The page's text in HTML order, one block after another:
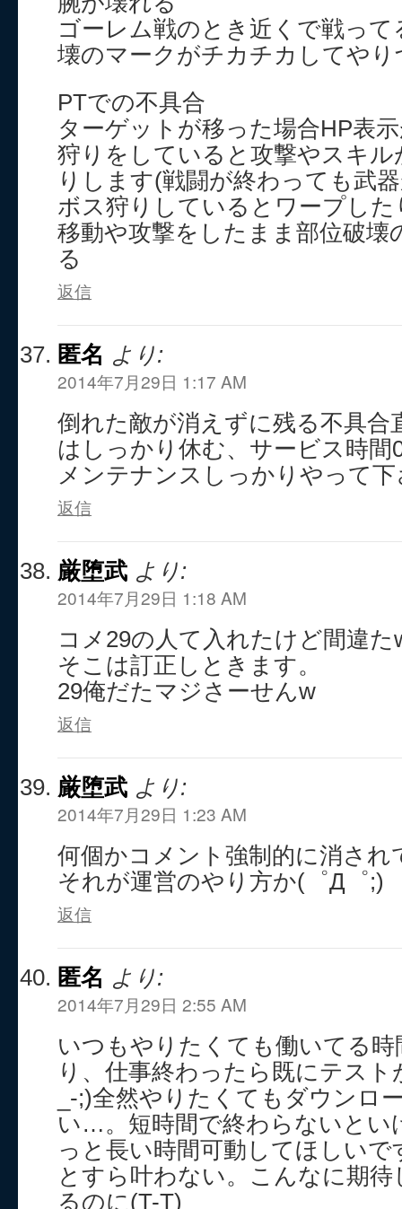
ゴーレム戦のとき近くで戦って
壊のマークがチカチカしてやり
PTでの不具合
ターゲットが移った場合HP表
狩りをしていると攻撃やスキ
りします(戦闘が終わっても武
ボス狩りしているとワープし
移動や攻撃をしたまま部位破壊
る
返信
匿名 より:
2014年7月29日 1:17 AM
倒れた敵が消えずに残る不具合
はしっかり休む、サービス時
メンテナンスしっかりやって下
返信
厳堕武 より:
2014年7月29日 1:18 AM
コメ29の人て入れたけど間違た
そこは訂正しときます。
29俺だたマジさーせんw
返信
厳堕武 より:
2014年7月29日 1:23 AM
何個かコメント強制的に消され
それが運営のやり方か(゜Д゜;)
返信
匿名 より:
2014年7月29日 2:55 AM
いつもやりたくても働いてる
り、仕事終わったら既にテス
_-;)全然やりたくてもダウンロ
い…。短時間で終わらないとい
っと長い時間可動してほしいで
とすら叶わない。こんなに期
るのに(T-T)